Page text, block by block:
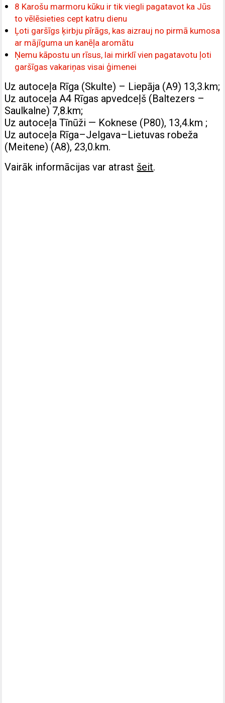
8 Karošu marmoru kūku ir tik viegli pagatavot ka Jūs
to vēlēsieties cept katru dienu
Ļoti garšīgs ķirbju pīrāgs, kas aizrauj no pirmā kumosa
ar mājīguma un kanēļa aromātu
Ņemu kāpostu un rīsus, lai mirklī vien pagatavotu ļoti
garšīgas vakariņas visai ģimenei
Uz autoceļa Rīga (Skulte) – Liepāja (A9) 13,3.km;
Uz autoceļa A4 Rīgas apvedceļš (Baltezers –
Saulkalne) 7,8.km;
Uz autoceļa Tīnūži — Koknese (P80), 13,4.km ;
Uz autoceļa Rīga–Jelgava–Lietuvas robeža
(Meitene) (A8), 23,0.km.
Vairāk informācijas var atrast šeit.